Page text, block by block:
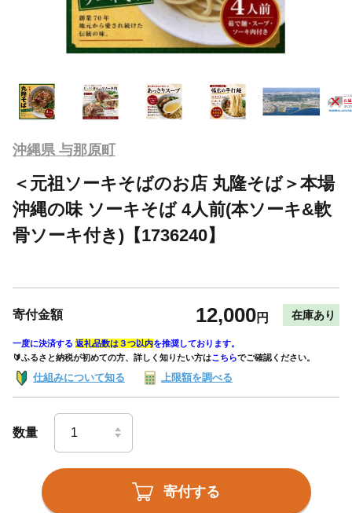
沖縄県 与那原町
＜元祖ソーキそばのお店 丸隆そば＞本場
沖縄の味 ソーキそば 4人前(本ソーキ&軟
骨ソーキ付き)【1736240】
寄付金額 12,000円 在庫あり
一度に決済する 返礼品数は３つ以内を推奨しております。
🔰ふるさと納税が初めての方、詳しく知りたい方はこちらでご確認ください。
仕組みについて知る 上限額を調べる
数量
寄付する